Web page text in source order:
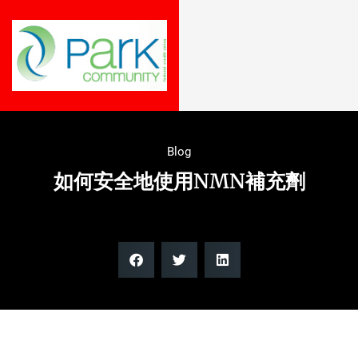
Blog
如何安全地使用NMN補充劑